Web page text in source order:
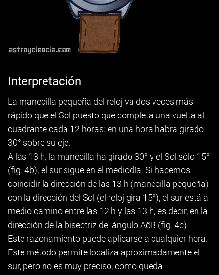
Interpretación
La manecilla pequeña del reloj va dos veces más
rápido que el Sol puesto que completa una vuelta al
cuadrante cada 12 horas: en una hora habrá girado
30° sobre su eje.
A las 13 h, la manecilla ha girado 30° y el Sol sólo 15°
(fig. 4b); el sur sigue en el mediodía. Si hacemos
coincidir la dirección de las 13 h (manecilla pequeña)
con la dirección del Sol (el reloj gira 15°), el sur está a
medio camino entre las 12 h y las 13 h, es decir, en la
dirección de la bisectriz del ángulo AôB (fig. 4c).
Este razonamiento puede aplicarse a cualquier hora.
Este método permite localiza aproximadamente el
sur, pero no es muy preciso, como queda